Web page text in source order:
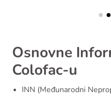
Osnovne
Colofac-u
INN (Međunarodni